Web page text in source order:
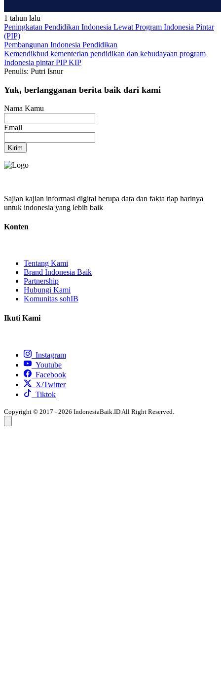
1 tahun lalu
Peningkatan Pendidikan Indonesia Lewat Program Indonesia Pintar
(PIP)
Pembangunan Indonesia Pendidikan
Kemendikbud kementerian pendidikan dan kebudayaan program
Indonesia pintarPIPKIP
Penulis: Putri Isnur
Yuk, berlangganan berita baik dari kami
Nama Kamu
Email
Kirim
Sajian kajian informasi digital berupa data dan fakta tiap harinya
untuk indonesia yang lebih baik
Konten
Tentang Kami
Brand Indonesia Baik
Partnership
Hubungi Kami
Komunitas sohIB
Ikuti Kami
Instagram
Youtube
Facebook
X/Twitter
Tiktok
Copyright © 2017 - 2026 IndonesiaBaik.ID All Right Reserved.